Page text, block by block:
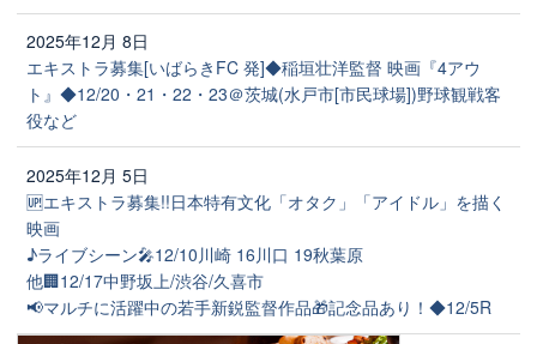
2025年12月 8日
エキストラ募集[いばらきFC 発]◆稲垣壮洋監督 映画『4アウ
ト』◆12/20・21・22・23＠茨城(水戸市[市民球場])野球観戦客
役など
2025年12月 5日
🆙エキストラ募集!!日本特有文化「オタク」「アイドル」を描く
映画
♪ライブシーン🎤12/10川崎 16川口 19秋葉原
他🏢12/17中野坂上/渋谷/久喜市
📢マルチに活躍中の若手新鋭監督作品🎁記念品あり！◆12/5R